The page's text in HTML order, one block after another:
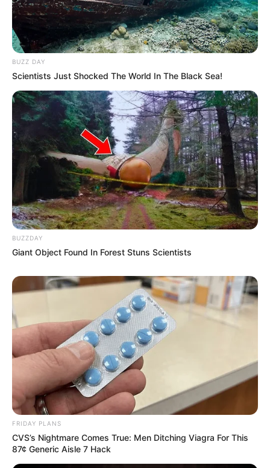
Art. 11. A União fornecerá recursos aoFundo do Regime Geral de
Previdência Social de que trata o art. 250 da Constituição
Federalpara compensar o aumento de despesas decorrente das
aposentadorias concedidas com fundamento nos arts. 6º e 7º desta
Emenda Constitucional.
Art. 12. Os agentes comunitários de saúde e os agentes de
combate às endemias de que trata o§4º do art. 198 da
Constituição Federalque, a qualquer título, na data de
promulgação desta Emenda Constitucional, estejam vinculados ao
sistema único de saúde, na atenção básica ou na vigilância
epidemiológica e ambiental, sob vínculo temporário, indireto ou
precário deverão ser admitidos pelo respectivo ente federativo,
aplicando-se a estes o mesmo regime jurídico aplicável aos
servidores ocupantes de cargo efetivo.
-10
BUZZ DAY
Scientists Just Shocked The World In The Black Sea!
BUZZDAY
Giant Object Found In Forest Stuns Scientists
FRIDAY PLANS
CVS’s Nightmare Comes True: Men Ditching Viagra For This
87¢ Generic Aisle 7 Hack